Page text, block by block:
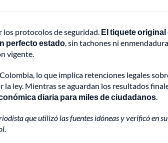
los protocolos de seguridad. El tiquete original
perfecto estado, sin tachones ni
vigente.
lo que implica retenciones legales
ley. Mientras se aguardan los resultados
diaria para miles de ciudadanos.
que utilizó las fuentes idóneas y verificó en su